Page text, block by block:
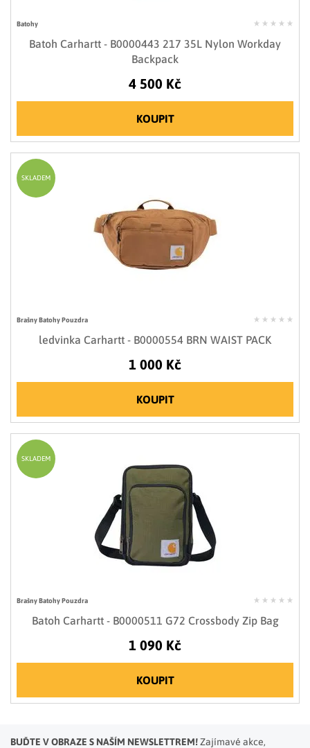
Batohy
Batoh Carhartt - B0000443 217 35L Nylon Workday
Backpack
4 500 Kč
KOUPIT
Brašny Batohy Pouzdra
ledvinka Carhartt - B0000554 BRN WAIST PACK
1 000 Kč
KOUPIT
SKLADEM
Brašny Batohy Pouzdra
Batoh Carhartt - B0000511 G72 Crossbody Zip Bag
1 090 Kč
KOUPIT
SKLADEM
BUĎTE V OBRAZE S NAŠÍM NEWSLETTREM!Zajímavé akce,